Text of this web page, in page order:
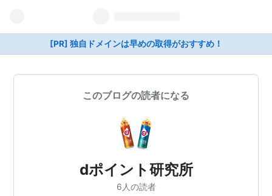
[PR] 独自ドメインは早めの取得がおすすめ！
このブログの読者になる
dポイント研究所
6人の読者